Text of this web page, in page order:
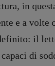
2022
in
e a volte
il
di